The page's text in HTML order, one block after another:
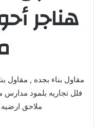
هناجر
مقاول بناء بجده , مقاول
فلل تجاريه بلمود مدارس
ملاحق